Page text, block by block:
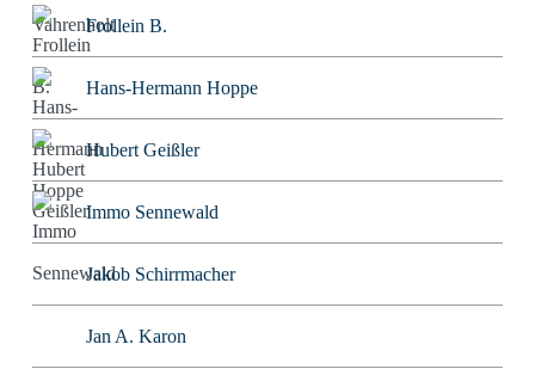
Frollein B.
Hans-Hermann Hoppe
Hubert Geißler
Immo Sennewald
Jakob Schirrmacher
Jan A. Karon